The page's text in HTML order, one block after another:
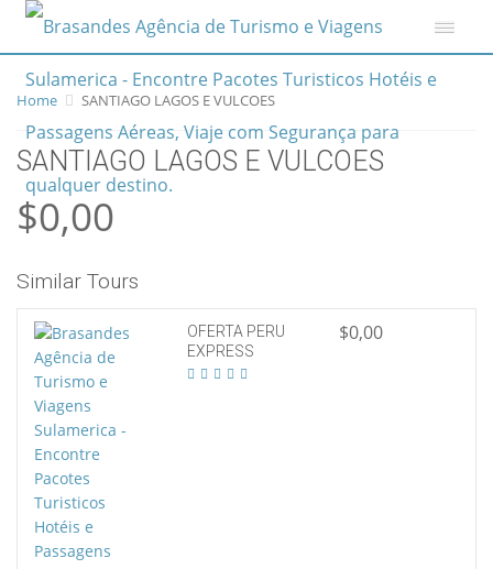
Home SANTIAGO LAGOS E VULCOES
SANTIAGO LAGOS E VULCOES
$0,00
Similar Tours
OFERTA PERU
EXPRESS
$0,00